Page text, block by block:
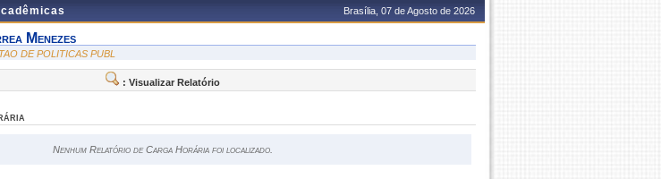
Brasília, 07 de Agosto de 2026
Menezes
DE POLITICAS PUBL
: Visualizar Relatório
Nenhum Relatório de Carga Horária foi localizado.